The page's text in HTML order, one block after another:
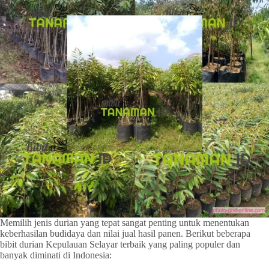
Memilih jenis durian yang tepat sangat penting untuk menentukan
keberhasilan budidaya dan nilai jual hasil panen. Berikut beberapa
bibit durian Kepulauan Selayar terbaik yang paling populer dan
banyak diminati di Indonesia: